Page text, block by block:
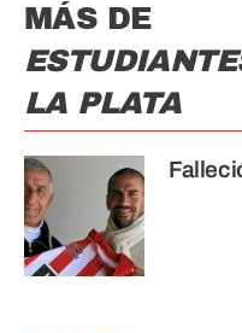
MÁS DE
LA PLATA